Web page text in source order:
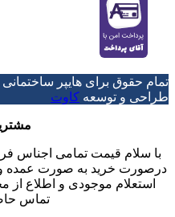
تمام حقوق برای هایپر
طراحی و توسعه کاوت
با سلام قیمت تمامی اجناس
درصورت خرید به صورت عمده
تماس